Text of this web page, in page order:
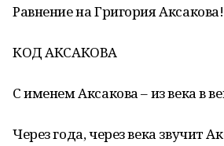
Равнение на Григория Аксакова!
КОД АКСАКОВА
С именем Аксакова – из века в
Через года, через века звучит